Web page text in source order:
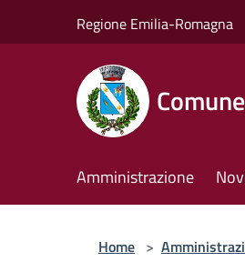
Regione Emilia-Romagna
Amministrazione
Home >